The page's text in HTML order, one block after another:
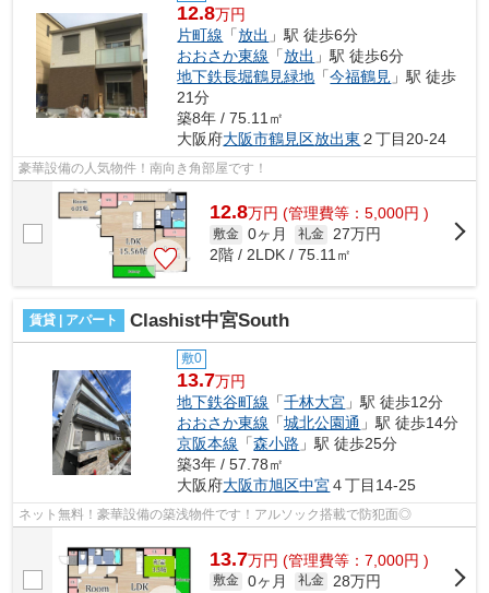
12.8万円
片町線 「放出 」駅 徒歩6分
おおさか東線 「放出 」駅 徒歩6分
地下鉄長堀鶴見緑地 「今福鶴見 」駅 徒歩
21分
築8年 / 75.11㎡
大阪府大阪市鶴見区放出東 ２丁目20-24
豪華設備の人気物件！南向き角部屋です！
12.8万円 (管理費等：5,000円 )
敷金 0ヶ月 礼金
27万円
2階 / 2LDK / 75.11㎡
賃貸 | アパート Clashist中宮South
敷0
13.7万円
地下鉄谷町線 「千林大宮 」駅 徒歩12分
おおさか東線 「城北公園通 」駅 徒歩14分
京阪本線 「森小路 」駅 徒歩25分
築3年 / 57.78㎡
大阪府大阪市旭区中宮４丁目14-25
ネット無料！豪華設備の築浅物件です！アルソック搭載で防犯面◎
13.7万円 (管理費等：7,000円 )
敷金 0ヶ月 礼金
28万円